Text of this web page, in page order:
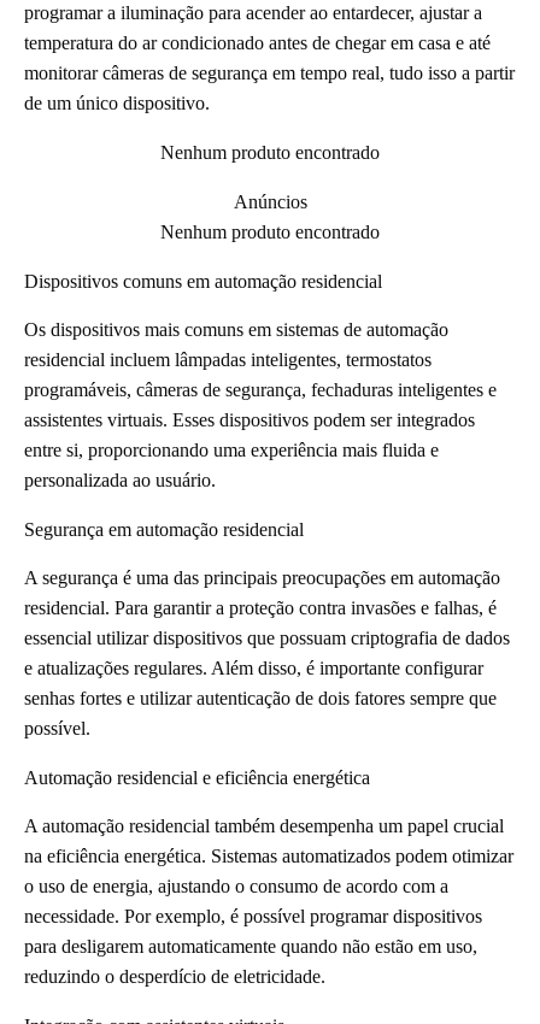
programar a iluminação para acender ao entardecer, ajustar a
temperatura do ar condicionado antes de chegar em casa e até
monitorar câmeras de segurança em tempo real, tudo isso a partir
de um único dispositivo.
Nenhum produto encontrado
Anúncios
Nenhum produto encontrado
Dispositivos comuns em automação residencial
Os dispositivos mais comuns em sistemas de automação
residencial incluem lâmpadas inteligentes, termostatos
programáveis, câmeras de segurança, fechaduras inteligentes e
assistentes virtuais. Esses dispositivos podem ser integrados
entre si, proporcionando uma experiência mais fluida e
personalizada ao usuário.
Segurança em automação residencial
A segurança é uma das principais preocupações em automação
residencial. Para garantir a proteção contra invasões e falhas, é
essencial utilizar dispositivos que possuam criptografia de dados
e atualizações regulares. Além disso, é importante configurar
senhas fortes e utilizar autenticação de dois fatores sempre que
possível.
Automação residencial e eficiência energética
A automação residencial também desempenha um papel crucial
na eficiência energética. Sistemas automatizados podem otimizar
o uso de energia, ajustando o consumo de acordo com a
necessidade. Por exemplo, é possível programar dispositivos
para desligarem automaticamente quando não estão em uso,
reduzindo o desperdício de eletricidade.